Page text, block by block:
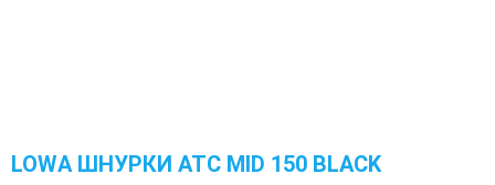
LOWA ШНУРКИ ATC MID 150 BLACK